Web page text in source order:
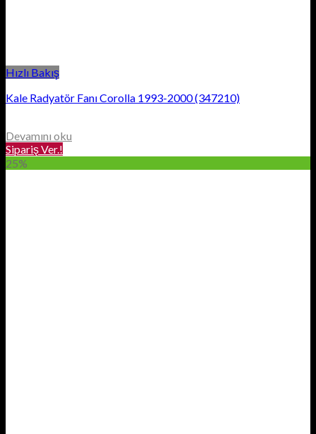
Hızlı Bakış
Kale Radyatör Fanı Corolla 1993-2000 (347210)
Devamını oku
Sipariş Ver.!
25%